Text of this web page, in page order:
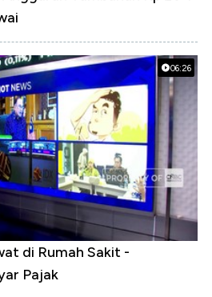
06:26
di Rumah Sakit -
Pajak